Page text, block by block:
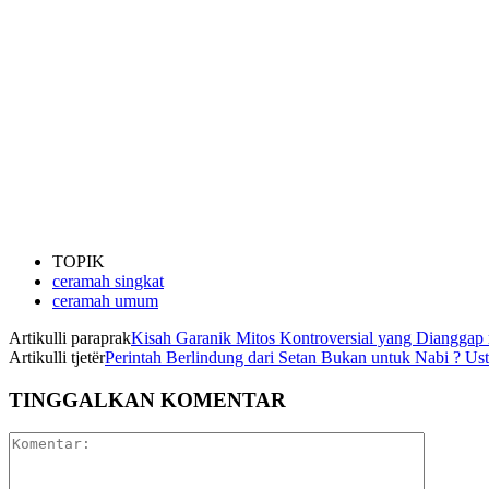
TOPIK
ceramah singkat
ceramah umum
Artikulli paraprakKisah Garanik Mitos Kontroversial yang
Artikulli tjetërPerintah Berlindung dari Setan Bukan untuk Nabi ?
TINGGALKAN KOMENTAR